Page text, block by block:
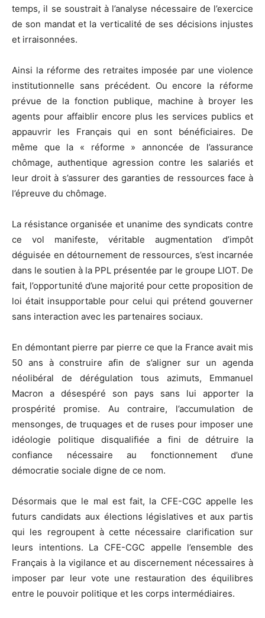
temps, il se soustrait à l’analyse nécessaire de l’exercice
de son mandat et la verticalité de ses décisions injustes
et irraisonnées.
Ainsi la réforme des retraites imposée par une violence
institutionnelle sans précédent. Ou encore la réforme
prévue de la fonction publique, machine à broyer les
agents pour affaiblir encore plus les services publics et
appauvrir les Français qui en sont bénéficiaires. De
même que la « réforme » annoncée de l’assurance
chômage, authentique agression contre les salariés et
leur droit à s’assurer des garanties de ressources face à
l’épreuve du chômage.
La résistance organisée et unanime des syndicats contre
ce vol manifeste, véritable augmentation d’impôt
déguisée en détournement de ressources, s’est incarnée
dans le soutien à la PPL présentée par le groupe LIOT. De
fait, l’opportunité d’une majorité pour cette proposition de
loi était insupportable pour celui qui prétend gouverner
sans interaction avec les partenaires sociaux.
En démontant pierre par pierre ce que la France avait mis
50 ans à construire afin de s’aligner sur un agenda
néolibéral de dérégulation tous azimuts, Emmanuel
Macron a désespéré son pays sans lui apporter la
prospérité promise. Au contraire, l’accumulation de
mensonges, de truquages et de ruses pour imposer une
idéologie politique disqualifiée a fini de détruire la
confiance nécessaire au fonctionnement d’une
démocratie sociale digne de ce nom.
Désormais que le mal est fait, la CFE-CGC appelle les
futurs candidats aux élections législatives et aux partis
qui les regroupent à cette nécessaire clarification sur
leurs intentions. La CFE-CGC appelle l’ensemble des
Français à la vigilance et au discernement nécessaires à
imposer par leur vote une restauration des équilibres
entre le pouvoir politique et les corps intermédiaires.